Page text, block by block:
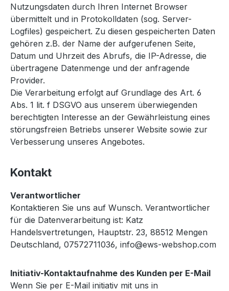
Nutzungsdaten durch Ihren Internet Browser
übermittelt und in Protokolldaten (sog. Server-
Logfiles) gespeichert. Zu diesen gespeicherten Daten
gehören z.B. der Name der aufgerufenen Seite,
Datum und Uhrzeit des Abrufs, die IP-Adresse, die
übertragene Datenmenge und der anfragende
Provider.
Die Verarbeitung erfolgt auf Grundlage des Art. 6
Abs. 1 lit. f DSGVO aus unserem überwiegenden
berechtigten Interesse an der Gewährleistung eines
störungsfreien Betriebs unserer Website sowie zur
Verbesserung unseres Angebotes.
Kontakt
Verantwortlicher
Kontaktieren Sie uns auf Wunsch. Verantwortlicher
für die Datenverarbeitung ist: Katz
Handelsvertretungen, Hauptstr. 23, 88512 Mengen
Deutschland, 07572711036, info@ews-webshop.com
Initiativ-Kontaktaufnahme des Kunden per E-Mail
Wenn Sie per E-Mail initiativ mit uns in